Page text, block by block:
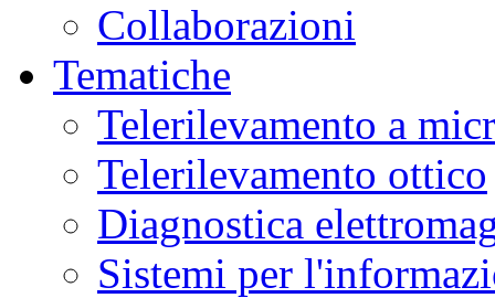
Collaborazioni
Tematiche
Telerilevamento a
Telerilevamento ottico
Diagnostica
Sistemi per